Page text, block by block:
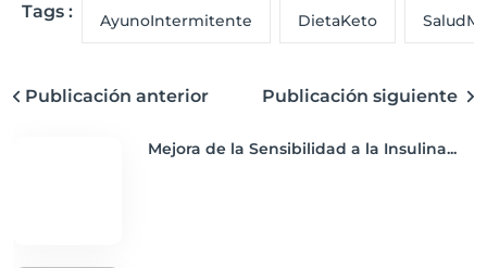
Tags : AyunoIntermitente DietaKeto
Publicación anterior Publicación siguiente
Mejora de la Sensibilidad a la Insulina...